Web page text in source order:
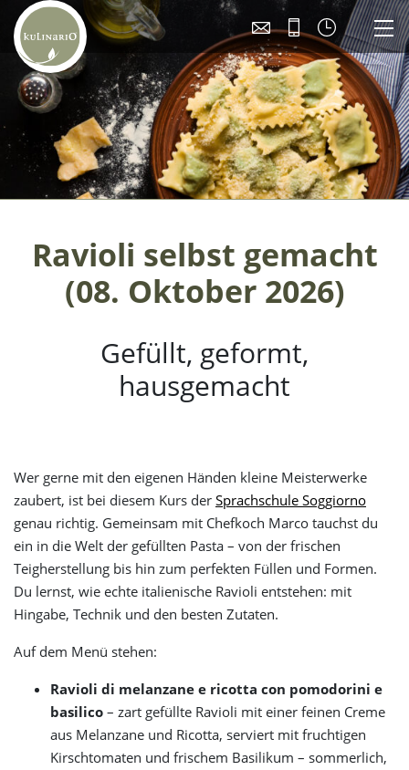
Ravioli selbst gemacht
(08. Oktober 2026)
Gefüllt, geformt,
hausgemacht
Wer gerne mit den eigenen Händen kleine Meisterwerke
zaubert, ist bei diesem Kurs der Sprachschule Soggiorno
genau richtig. Gemeinsam mit Chefkoch Marco tauchst du
ein in die Welt der gefüllten Pasta – von der frischen
Teigherstellung bis hin zum perfekten Füllen und Formen.
Du lernst, wie echte italienische Ravioli entstehen: mit
Hingabe, Technik und den besten Zutaten.
Auf dem Menü stehen:
Ravioli di melanzane e ricotta con pomodorini e
basilico – zart gefüllte Ravioli mit einer feinen Creme
aus Melanzane und Ricotta, serviert mit fruchtigen
Kirschtomaten und frischem Basilikum – sommerlich,